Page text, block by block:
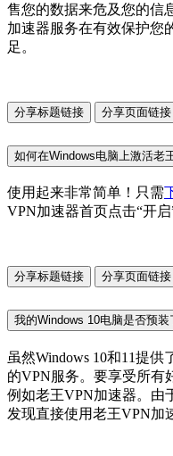
售您的数据来危及您的信
加速器服务在有效保护您
足。
分享标题链接 分享页面链接
如何在Windows电脑上激活老
使用起来非常简单！只需
VPN加速器首页点击“开启
分享标题链接 分享页面链接
我的Windows 10电脑是否预
虽然Windows 10和11提
的VPN服务。要享受所有
例如老王VPN加速器。由
发现直接使用老王VPN加